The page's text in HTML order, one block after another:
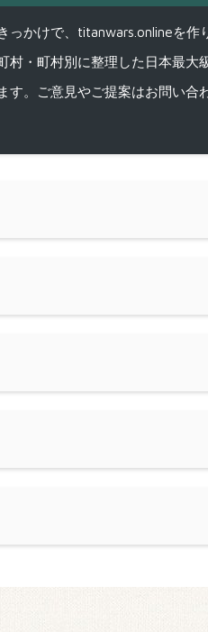
かけで、titanwars.onlineを作
・町村別に整理した日本最大
す。ご意見やご提案はお問い合